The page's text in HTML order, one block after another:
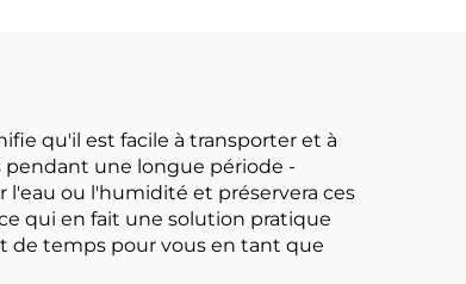
qu'il est facile à transporter et à
pendant une longue période -
l'eau ou l'humidité et préservera ces
qui en fait une solution pratique
de temps pour vous en tant que